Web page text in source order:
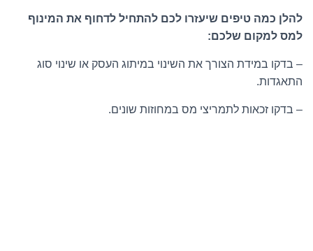
להלן כמה טיפים שיעזרו לכם להתחיל לדחוף את המינוף
למס למקום שלכם:
– בדקו במידת הצורך את השינוי במיתוג העסק או שינוי סוג
התאגדות.
– בדקו זכאות לתמריצי מס במחוזות שונים.